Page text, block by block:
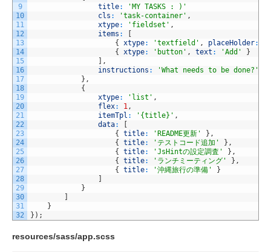
9
10
11
12
13
14
15
16
17
18
19
20
21
22
23
24
25
26
27
28
29
30
31
32
title:
'MY TASKS : )'
cls : 'task-container' ,
xtype: 'fieldset' ,
items :
{
xtype: 'textfield' , placeHolder:
{
xtype: 'button' , text : 'Add'
}
,
instructions :
'What needs to be done?'
} ,
{
xtype: 'list' ,
flex: 1,
itemTpl : '{title}' ,
data:
{
title: 'README更新' } ,
{
title: 'テストコード追加' } ,
{
title: 'JsHintの設定調査' } ,
{
title: 'ランチミーティング' } ,
{
title: '沖縄旅行の準備'
}
}
}
} ) ;
resources/sass/app.scss